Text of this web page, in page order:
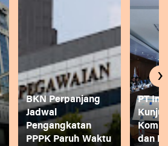
BKN Perpanjang
Jadwal
Pengangkatan
PPPK Paruh Waktu
PT
dan
›